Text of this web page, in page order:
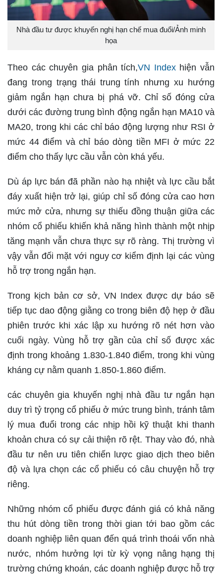
Nhà đầu tư được khuyến nghị hạn chế mua đuổi/Ảnh minh
họa
Theo các chuyên gia phân tích,VN Indexhiện vẫn
đang trong trạng thái trung tính nhưng xu hướng
giảm ngắn hạn chưa bị phá vỡ. Chỉ số đóng cửa
dưới các đường trung bình động ngắn hạn MA10 và
MA20, trong khi các chỉ báo động lượng như RSI ở
mức 44 điểm và chỉ báo dòng tiền MFI ở mức 22
điểm cho thấy lực cầu vẫn còn khá yếu.
Dù áp lực bán đã phần nào hạ nhiệt và lực cầu bắt
đáy xuất hiện trở lại, giúp chỉ số đóng cửa cao hơn
mức mở cửa, nhưng sự thiếu đồng thuận giữa các
nhóm cổ phiếu khiến khả năng hình thành một nhịp
tăng mạnh vẫn chưa thực sự rõ ràng. Thị trường vì
vậy vẫn đối mặt với nguy cơ kiểm định lại các vùng
hỗ trợ trong ngắn hạn.
Trong kịch bản cơ sở, VN Index được dự báo sẽ
tiếp tục dao động giằng co trong biên độ hẹp ở đầu
phiên trước khi xác lập xu hướng rõ nét hơn vào
cuối ngày. Vùng hỗ trợ gần của chỉ số được xác
định trong khoảng 1.830-1.840 điểm, trong khi vùng
kháng cự nằm quanh 1.850-1.860 điểm.
các chuyên gia khuyến nghị nhà đầu tư ngắn hạn
duy trì tỷ trọng cổ phiếu ở mức trung bình, tránh tâm
lý mua đuổi trong các nhịp hồi kỹ thuật khi thanh
khoản chưa có sự cải thiện rõ rệt. Thay vào đó, nhà
đầu tư nên ưu tiên chiến lược giao dịch theo biên
độ và lựa chọn các cổ phiếu có câu chuyện hỗ trợ
riêng.
Những nhóm cổ phiếu được đánh giá có khả năng
thu hút dòng tiền trong thời gian tới bao gồm các
doanh nghiệp liên quan đến quá trình thoái vốn nhà
nước, nhóm hưởng lợi từ kỳ vọng nâng hạng thị
trường chứng khoán, các doanh nghiệp được hỗ trợ